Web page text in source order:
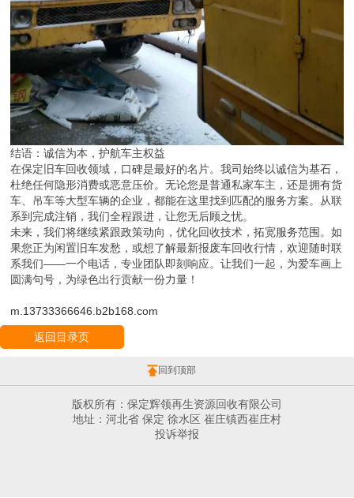
结语：诚信为本，护航车主权益
在保定旧车回收领域，口碑是最好的名片。我司始终以诚信为基石，
杜绝任何隐形消费或恶意压价。无论您是普通私家车主，还是拥有货
车、吊车等大型车辆的企业，都能在这里找到匹配的服务方案。从联
系到完成注销，我们全程跟进，让您无后顾之忧。
未来，我们将继续紧跟政策动向，优化回收技术，拓宽服务范围。如
果您正为闲置旧车发愁，或想了解最新报废车回收行情，欢迎随时联
系我们——一个电话，专业团队即刻响应。让我们一起，为爱车画上
圆满句号，为绿色出行贡献一份力量！
m.13733366646.b2b168.com
返回目录页
回到顶部
版权所有：保定辉领再生资源回收有限公司
地址：河北省 保定 徐水区 崔庄镇西崔庄村
投诉举报